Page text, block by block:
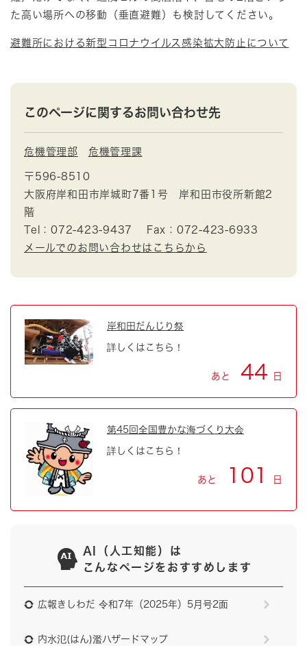
た高い場所への移動（垂直避難）も検討してください。
避難所における新型コロナウイルス感染拡大防止について
このページに関するお問い合わせ先
危機管理部 危機管理課
〒596-8510
大阪府岸和田市岸城町7番1号 岸和田市役所新館2
階
Tel：072-423-9437
Fax：072-423-6933
メールでのお問い合わせはこちらから
岸和田だんじり祭
詳しくはこちら！
あと 44 日
第45回全国豊かな海づくり大会
詳しくはこちら！
あと 101 日
AI（人工知能）は
こんなページをおすすめします
広報きしわだ 令和7年（2025年）5月号2面
内水氾(はん)濫ハザードマップ